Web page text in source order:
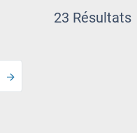
23 Résultats